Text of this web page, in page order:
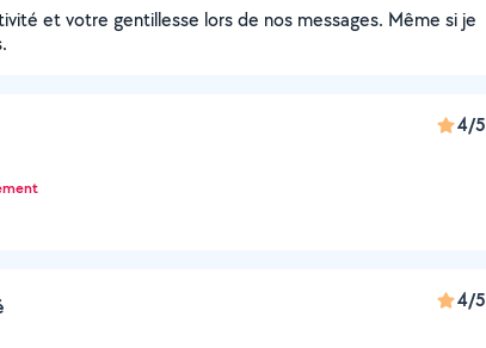
et votre gentillesse lors de nos messages. Même si je
4/5
4/5